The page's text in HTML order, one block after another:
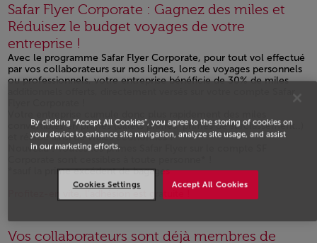
Safar Flyer Corporate : Gagnez des miles et
Réduisez le budget voyages de votre
entreprise !
Avec le programme Safar Flyer Corporate, pour tout vol effectué
par vos collaborateurs sur nos lignes, lors de voyages personnels
ou professionnels, votre entreprise bénéficie de 30% de miles
additionnels offerts, directement versés sur votre compte Safar
convertibles en primes (billets primes, primes de surclassement..)
et réalise ainsi de vraies économies !
Nouveau : Toutes les primes Safar Flyer sur le compte SF
*sauf la prime excédent de bagages
Open in a new window
Vos collaborateurs sont déjà membres de
By clicking “Accept All Cookies”, you agree to the storing of cookies on
your device to enhance site navigation, analyze site usage, and assist
in our marketing efforts.
Accept All Cookies
Cookies Settings